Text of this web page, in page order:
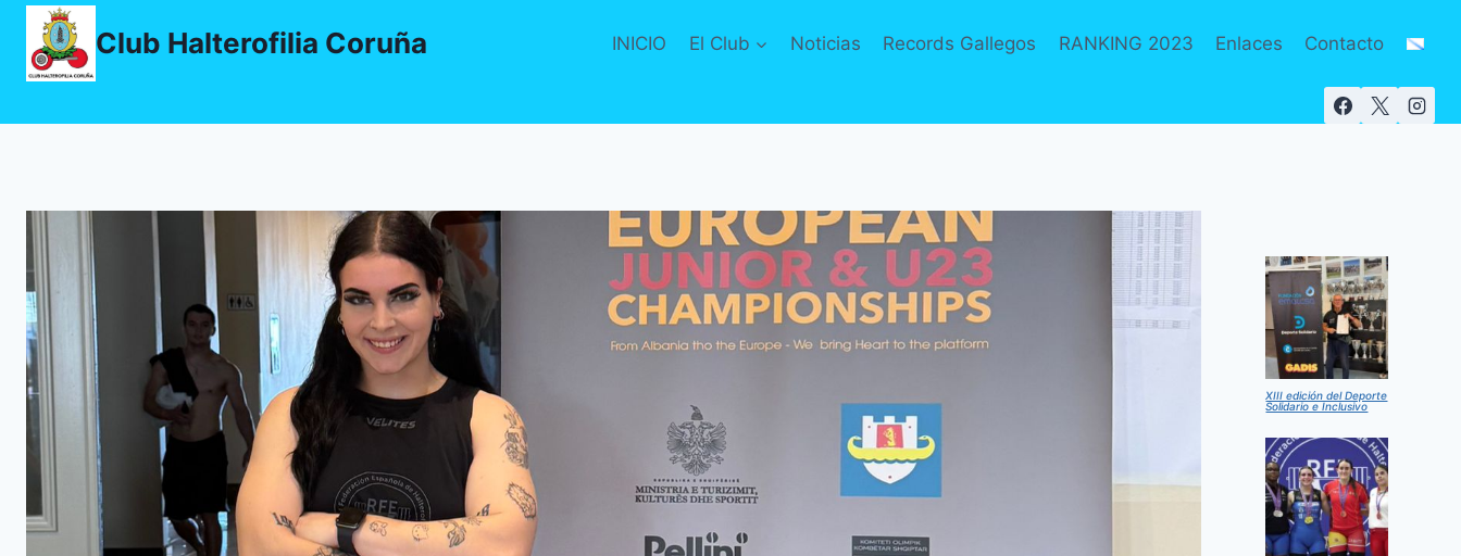
Saltar
contenido
Club Halterofilia Coruña INICIO El Club Noticias Records Gallegos RANKING 2023 Enlaces Contacto
XIII edición del Deporte
Solidario e Inclusivo